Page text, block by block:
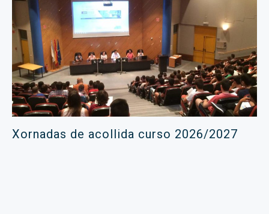
Xornadas de acollida curso 2026/2027